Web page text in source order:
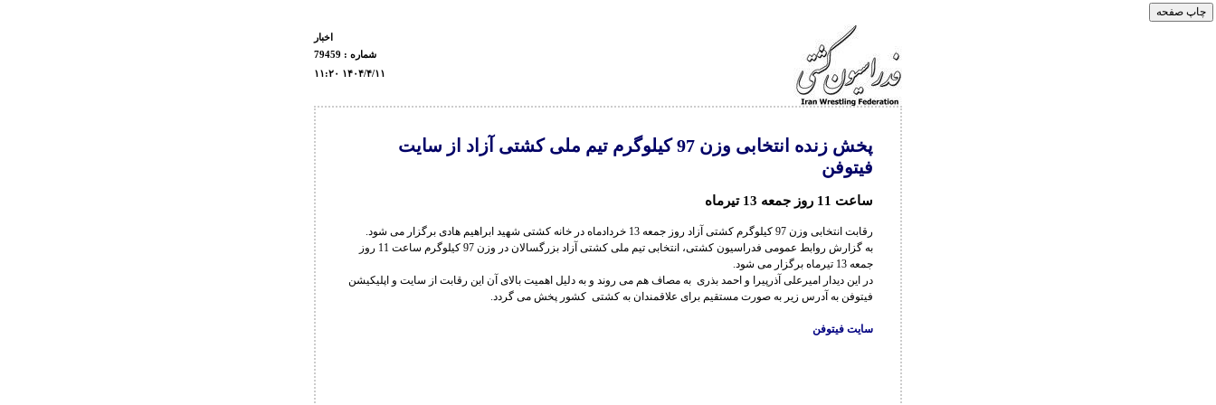
اخبار
شماره : 79459
۱۱:۲۰ ۱۴۰۴/۴/۱۱
پخش زنده انتخابی وزن 97 کیلوگرم تیم ملی کشتی آزاد از سایت
فیتوفن
ساعت 11 روز جمعه 13 تیرماه
رقابت انتخابی وزن 97 کیلوگرم کشتی آزاد روز جمعه 13 خردادماه در خانه کشتی شهید ابراهیم هادی برگزار می شود.
به گزارش روابط عمومی فدراسیون کشتی، انتخابی تیم ملی کشتی آزاد بزرگسالان در وزن 97 کیلوگرم ساعت 11 روز
جمعه 13 تیرماه برگزار می شود.
در این دیدار امیرعلی آذرپیرا و احمد بذری به مصاف هم می روند و به دلیل اهمیت بالای آن این رقابت از سایت و اپلیکیشن
فیتوفن به آدرس زیر به صورت مستقیم برای علاقمندان به کشتی کشور پخش می گردد.
سایت فیتوفن